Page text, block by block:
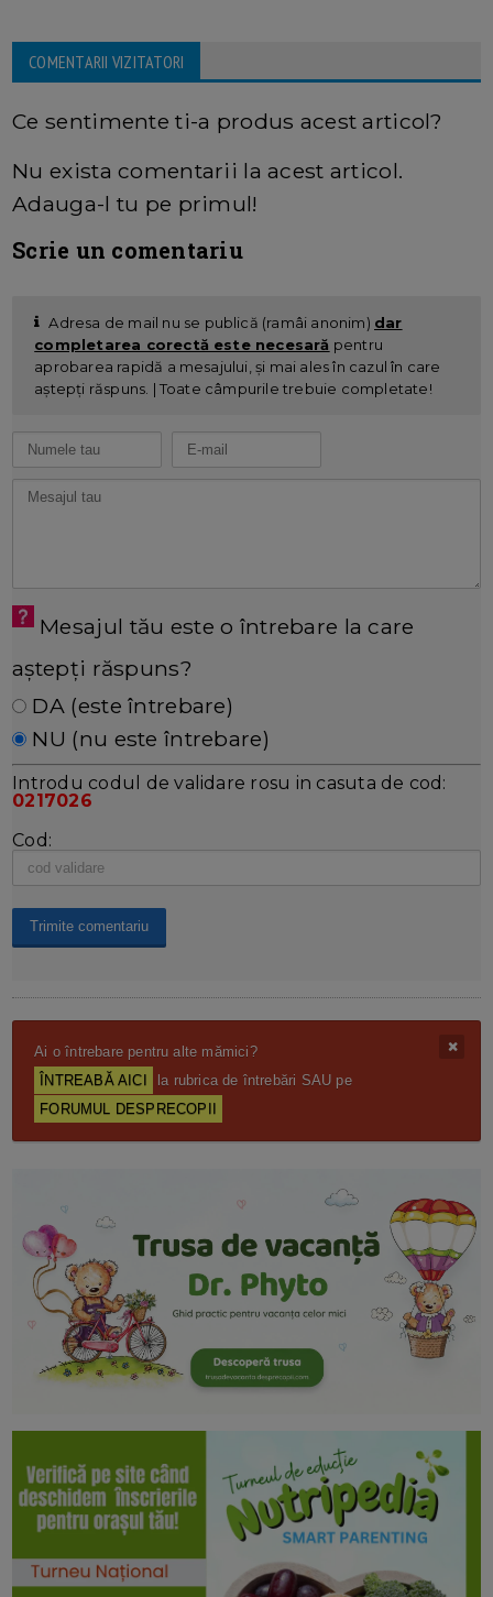
COMENTARII VIZITATORI
Ce sentimente ti-a produs acest articol?
Nu exista comentarii la acest articol.
Adauga-l tu pe primul!
Scrie un comentariu
Adresa de mail nu se publică (ramâi anonim) dar
completarea corectă este necesară pentru
aprobarea rapidă a mesajului, și mai ales în cazul în care
aștepți răspuns. | Toate câmpurile trebuie completate!
Mesajul tău este o întrebare la care
aștepți răspuns?
DA (este întrebare)
NU (nu este întrebare)
Introdu codul de validare rosu in casuta de cod:
0217026
Cod:
Ai o întrebare pentru alte mămici?
ÎNTREABĂ AICI
la rubrica de întrebări SAU pe
FORUMUL DESPRECOPII